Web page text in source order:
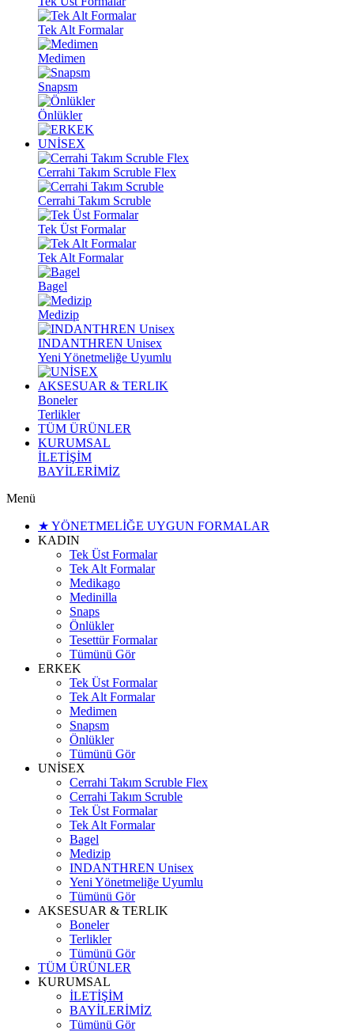
Tek Alt Formalar
Medimen
Snapsm
Önlükler
UNİSEX
Cerrahi Takım Scruble Flex
Cerrahi Takım Scruble
Tek Üst Formalar
Tek Alt Formalar
Bagel
Medizip
INDANTHREN Unisex
Yeni Yönetmeliğe Uyumlu
AKSESUAR & TERLIK
Boneler
Terlikler
TÜM ÜRÜNLER
KURUMSAL
İLETİŞİM
BAYİLERİMİZ
Menü
★ YÖNETMELİĞE UYGUN FORMALAR
KADIN
Tek Üst Formalar
Tek Alt Formalar
Medikago
Medinilla
Snaps
Önlükler
Tesettür Formalar
Tümünü Gör
ERKEK
Tek Üst Formalar
Tek Alt Formalar
Medimen
Snapsm
Önlükler
Tümünü Gör
UNİSEX
Cerrahi Takım Scruble Flex
Cerrahi Takım Scruble
Tek Üst Formalar
Tek Alt Formalar
Bagel
Medizip
INDANTHREN Unisex
Yeni Yönetmeliğe Uyumlu
Tümünü Gör
AKSESUAR & TERLIK
Boneler
Terlikler
Tümünü Gör
TÜM ÜRÜNLER
KURUMSAL
İLETİŞİM
BAYİLERİMİZ
Tümünü Gör